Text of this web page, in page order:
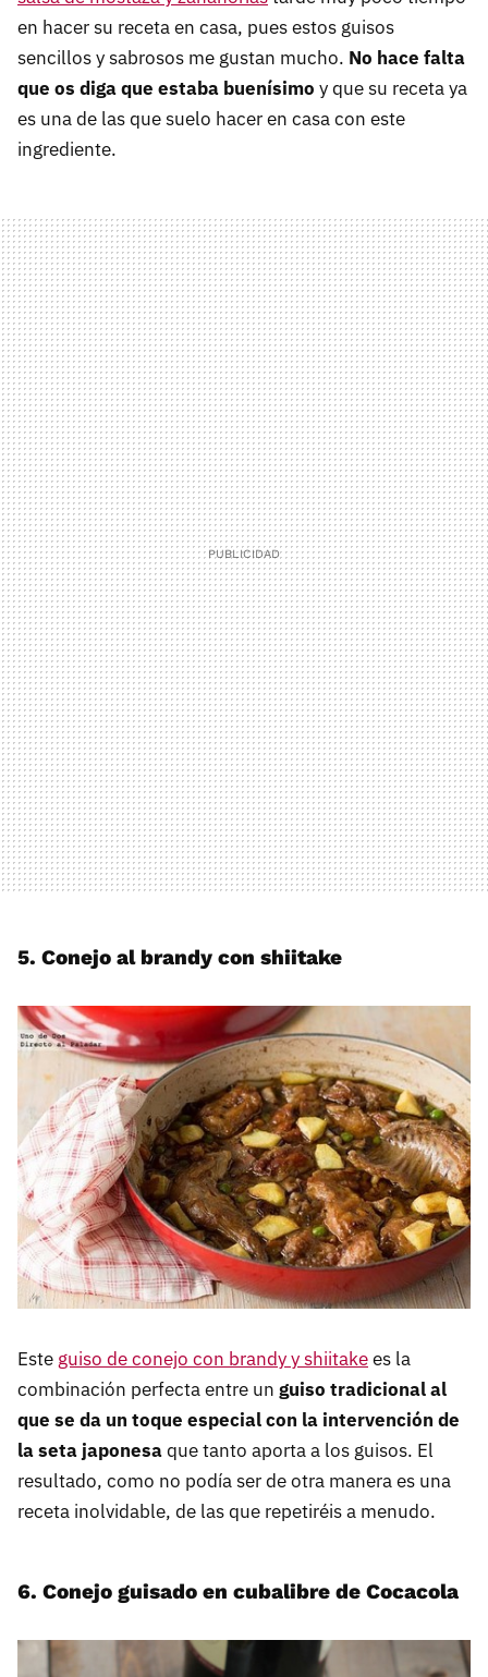
en hacer su receta en casa, pues estos guisos
sencillos y sabrosos me gustan mucho. No hace falta
que os diga que estaba buenísimo y que su receta ya
es una de las que suelo hacer en casa con este
ingrediente.
5. Conejo al brandy con shiitake
Este guiso de conejo con brandy y shiitakees la
combinación perfecta entre un guiso tradicional al
que se da un toque especial con la intervención de
la seta japonesaque tanto aporta a los guisos. El
resultado, como no podía ser de otra manera es una
receta inolvidable, de las que repetiréis a menudo.
6. Conejo guisado en cubalibre de Cocacola